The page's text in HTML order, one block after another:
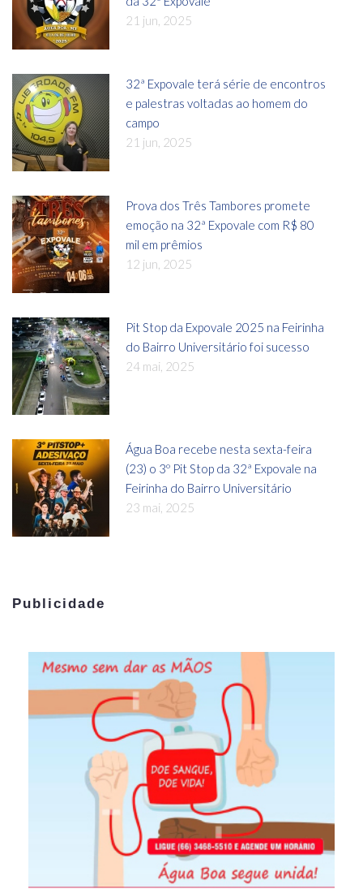
21 jun, 2025
32ª Expovale terá série de encontros
e palestras voltadas ao homem do
campo
21 jun, 2025
Prova dos Três Tambores promete
emoção na 32ª Expovale com R$ 80
mil em prêmios
12 jun, 2025
Pit Stop da Expovale 2025 na Feirinha
do Bairro Universitário foi sucesso
24 mai, 2025
Água Boa recebe nesta sexta-feira
(23) o 3º Pit Stop da 32ª Expovale na
Feirinha do Bairro Universitário
23 mai, 2025
Publicidade